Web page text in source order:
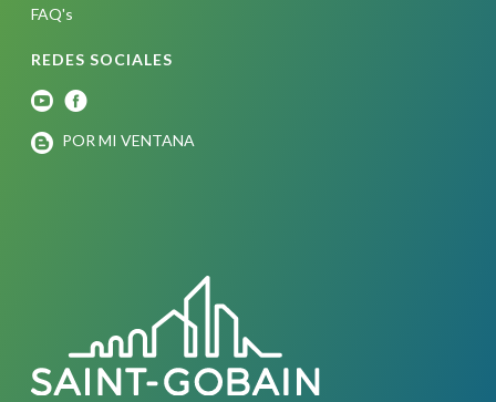
FAQ's
REDES SOCIALES
POR MI VENTANA